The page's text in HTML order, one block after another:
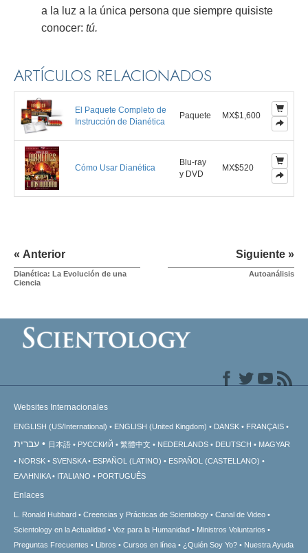
a la luz a la única persona que siempre quisiste
conocer: tú.
ARTÍCULOS RELACIONADOS
El Paquete Completo de
Instrucción de Dianética
Paquete MX$1,600
Cómo Usar Dianética
Blu-ray
y DVD
MX$520
« Anterior
Dianética: La Evolución de una
Ciencia
Siguiente »
Autoanálisis
Websites Internacionales
ENGLISH (US/International) ENGLISH (United Kingdom) DANSK FRANÇAIS
עברית 日本語 РУССКИЙ 繁體中文 NEDERLANDS DEUTSCH
MAGYAR
NORSK
SVENSKA ESPAÑOL (LATINO)
ESPAÑOL (CASTELLANO)
ΕΛΛΗΝΙΚA
ITALIANO PORTUGUÊS
Enlaces
L. Ronald Hubbard Creencias y Prácticas de Scientology
Canal de Video
Scientology en la Actualidad
Voz para la Humanidad
Ministros Voluntarios
Preguntas Frecuentes
Libros Cursos en línea ¿Quién Soy Yo? Nuestra Ayuda